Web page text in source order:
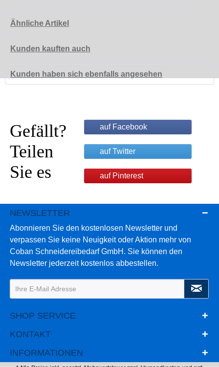
Ähnliche Artikel
Kunden kauften auch
Kunden haben sich ebenfalls angesehen
Gefällt?
Teilen
Sie es
auf Facebook
auf Twitter
auf Pinterest
NEWSLETTER
Abonnieren Sie den kostenlosen Newsletter und
verpassen Sie keine Neuigkeit oder Aktion mehr von
Coban Schneidereibedarf GmbH. Sie können den
Newsletter jederzeit kostenlos abbestellen.
SHOP SERVICE
KONTAKT
INFORMATIONEN